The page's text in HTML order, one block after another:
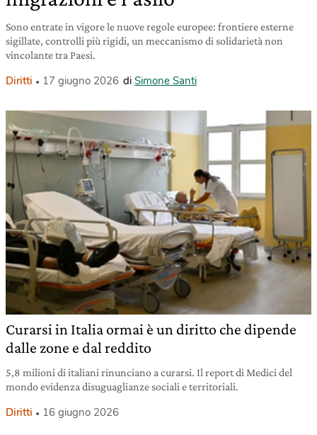
Sono entrate in vigore le nuove regole europee: frontiere esterne
sigillate, controlli più rigidi, un meccanismo di solidarietà non
vincolante tra Paesi.
Diritti 17 giugno 2026 di Simone Santi
Curarsi in Italia ormai è un diritto che dipende
dalle zone e dal reddito
5,8 milioni di italiani rinunciano a curarsi. Il report di Medici del
mondo evidenza disuguaglianze sociali e territoriali.
Diritti 16 giugno 2026